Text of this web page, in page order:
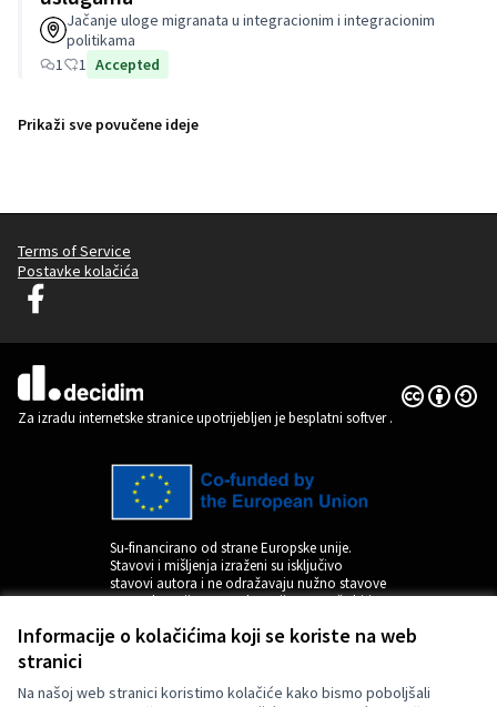
Informacije o kolačićima koji se koriste na web
stranici
Na našoj web stranici koristimo kolačiće kako bismo poboljšali
Jačanje uloge migranata u integracionim i integracionim
politikama
1
1 Accepted
Prikaži sve povučene ideje
Terms of Service
Postavke kolačića
Decidim Ljubljana na Facebooku
(Vanjska poveznica)
Za izradu internetske stranice upotrijebljen je besplatni softver.
Licencija
(Vanjska
Su-financirano od strane Europske unije.
Stavovi i mišljenja izraženi su isključivo
stavovi autora i ne odražavaju nužno stavove
Europske unije. Europska unija ne može biti